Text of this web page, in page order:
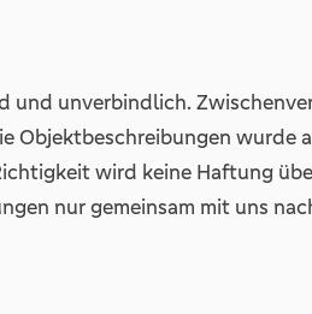
Baumbestand
Hallenbad, welches zu den
und unverbindlich.
Objektbeschreibungen wurde
wird keine Haftung
nur gemeinsam mit uns